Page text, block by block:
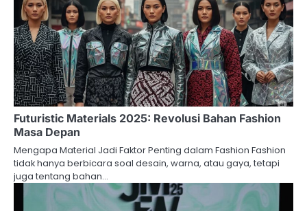
Futuristic Materials 2025: Revolusi Bahan Fashion
Masa Depan
Mengapa Material Jadi Faktor Penting dalam Fashion Fashion
tidak hanya berbicara soal desain, warna, atau gaya, tetapi
juga tentang bahan…